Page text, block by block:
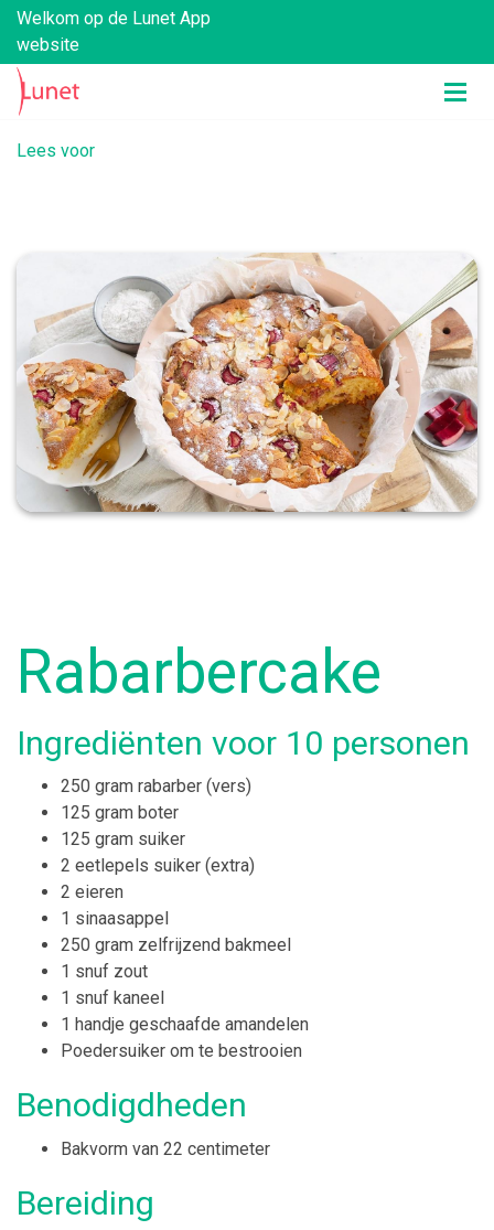
Welkom op de Lunet App
website
Lees voor
Rabarbercake
Ingrediënten voor 10 personen
250 gram rabarber (vers)
125 gram boter
125 gram suiker
2 eetlepels suiker (extra)
2 eieren
1 sinaasappel
250 gram zelfrijzend bakmeel
1 snuf zout
1 snuf kaneel
1 handje geschaafde amandelen
Poedersuiker om te bestrooien
Benodigdheden
Bakvorm van 22 centimeter
Bereiding